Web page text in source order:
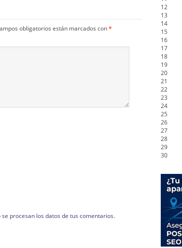
obligatorios están marcados con*
procesan los datos de tus comentarios.
12
13
14
15
16
17
18
19
20
21
22
23
24
25
26
27
28
29
30